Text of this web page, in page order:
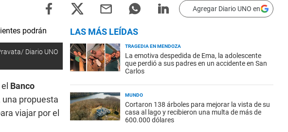
Agregar Diario UNO en
Diario UNO
Banco
una propuesta
viajar por el
LAS MÁS LEÍDAS
TRAGEDIA EN MENDOZA
La emotiva despedida de Ema, la adolescente
que perdió a sus padres en un accidente en San
Carlos
MUNDO
Cortaron 138 árboles para mejorar la vista de su
casa al lago y recibieron una multa de más de
600.000 dólares